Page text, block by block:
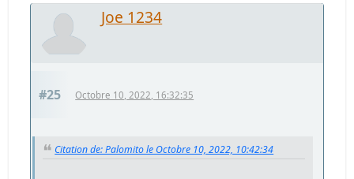
Joe 1234
#25 Octobre 10, 2022, 16:32:35
Citation de: Palomito le Octobre 10, 2022, 10:42:34